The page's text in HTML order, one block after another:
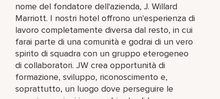
nome del fondatore dell'azienda, J. Willard
Marriott. I nostri hotel offrono un'esperienza di
lavoro completamente diversa dal resto, in cui
farai parte di una comunità e godrai di un vero
spirito di squadra con un gruppo eterogeneo
di collaboratori. JW crea opportunità di
formazione, sviluppo, riconoscimento e,
soprattutto, un luogo dove perseguire le